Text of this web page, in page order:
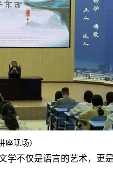
座现场）
学不仅是语言的艺术，更